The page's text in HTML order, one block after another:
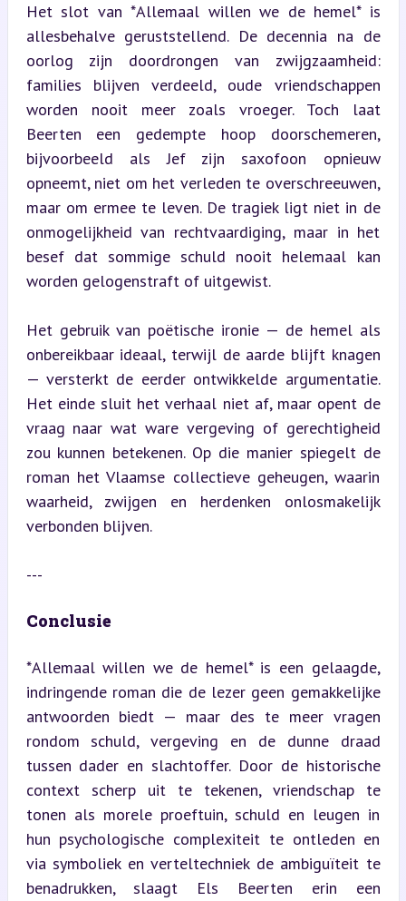
Het slot van *Allemaal willen we de hemel* is
allesbehalve geruststellend. De decennia na de
oorlog zijn doordrongen van zwijgzaamheid:
families blijven verdeeld, oude vriendschappen
worden nooit meer zoals vroeger. Toch laat
Beerten een gedempte hoop doorschemeren,
bijvoorbeeld als Jef zijn saxofoon opnieuw
opneemt, niet om het verleden te overschreeuwen,
maar om ermee te leven. De tragiek ligt niet in de
onmogelijkheid van rechtvaardiging, maar in het
besef dat sommige schuld nooit helemaal kan
worden gelogenstraft of uitgewist.
Het gebruik van poëtische ironie — de hemel als
onbereikbaar ideaal, terwijl de aarde blijft knagen
— versterkt de eerder ontwikkelde argumentatie.
Het einde sluit het verhaal niet af, maar opent de
vraag naar wat ware vergeving of gerechtigheid
zou kunnen betekenen. Op die manier spiegelt de
roman het Vlaamse collectieve geheugen, waarin
waarheid, zwijgen en herdenken onlosmakelijk
verbonden blijven.
---
Conclusie
*Allemaal willen we de hemel* is een gelaagde,
indringende roman die de lezer geen gemakkelijke
antwoorden biedt — maar des te meer vragen
rondom schuld, vergeving en de dunne draad
tussen dader en slachtoffer. Door de historische
context scherp uit te tekenen, vriendschap te
tonen als morele proeftuin, schuld en leugen in
hun psychologische complexiteit te ontleden en
via symboliek en verteltechniek de ambiguïteit te
benadrukken, slaagt Els Beerten erin een